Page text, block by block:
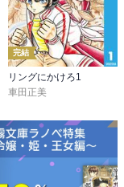
完結
リングにかけろ1
車田正美